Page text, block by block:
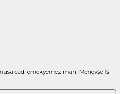
cad. emekyemez mah. Menevşe İş